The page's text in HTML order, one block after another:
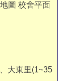
圖 校舍平面
大東里(1~35